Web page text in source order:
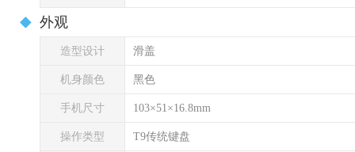
外观
造型设计 滑盖
机身颜色 黑色
手机尺寸 103×51×16.8mm
操作类型 T9传统键盘